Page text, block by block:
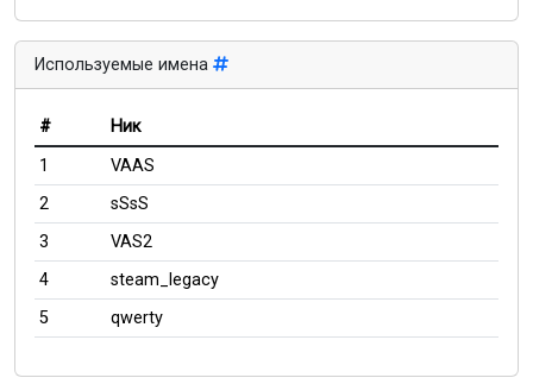
Используемые имена
#
Ник
1
VAAS
2
sSsS
3
VAS2
4
steam_legacy
5
qwerty